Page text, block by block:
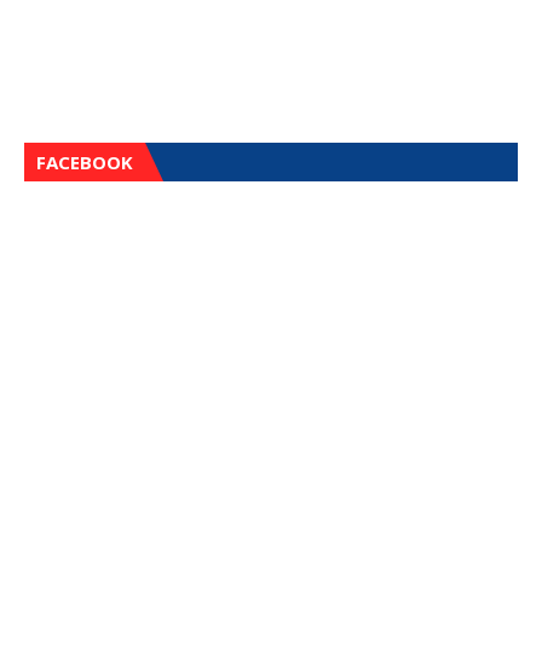
FACEBOOK